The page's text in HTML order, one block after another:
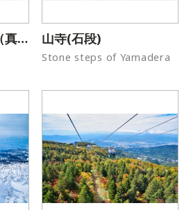
森林トロッコ列車（真室川）2 山寺(石段)
Stone steps of Yamadera